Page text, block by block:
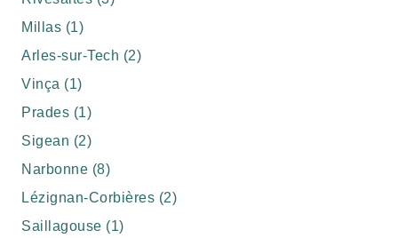
Millas (1)
Arles-sur-Tech (2)
Vinça (1)
Prades (1)
Sigean (2)
Narbonne (8)
Lézignan-Corbières (2)
Saillagouse (1)